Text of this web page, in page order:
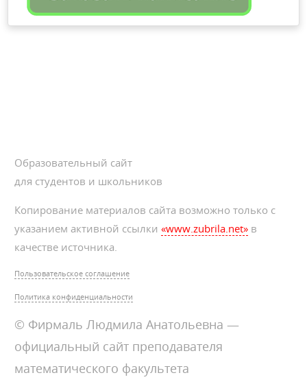
Образовательный сайт
для студентов и школьников
Копирование материалов сайта возможно только с
указанием активной ссылки«www.zubrila.net» в
качестве источника.
Пользовательское соглашение
Политика конфиденциальности
© Фирмаль Людмила Анатольевна —
официальный сайт преподавателя
математического факультета